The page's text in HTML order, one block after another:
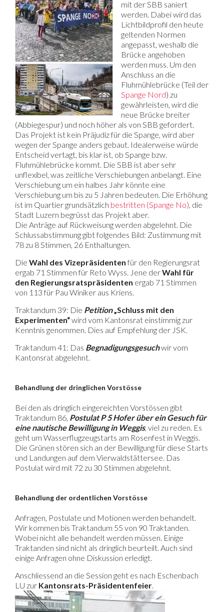
mit der SBB saniert
werden. Dabei wird das
Lichtbildprofil den heute
geltenden Normen
angepasst, weshalb die
Brücke angehoben
werden muss. Um den
Anschluss an die
Fluhmühlebrücke (Teil der
Spange Nord) zu
gewährleisten, wird die
neue Brücke breiter
(Abbiegespur) und noch höher als von SBB gefordert.
Das Projekt ist kein Präjudiz für die Spange, wird aber
wegen der Spange anders gebaut. Idealerweise würde
Entscheid vertagt, bis klar ist, ob Spange bzw.
Fluhmühlebrücke kommt. Die SBB ist aber sehr
unflexibel, was zeitliche Verschiebungen anbelangt. Eine
Verschiebung um ein halbes Jahr könnte eine
Verschiebung um bis zu 5 Jahren bedeuten. Die Erhöhung
ist im Quartier grundsätzlich bestritten (Spange No), die
Stadt Luzern begrüsst das Projekt aber.
Die Anträge auf Rückweisung werden abgelehnt. Die
Schlussabstimmung gibt folgendes Bild: Zustimmung mit
78 zu 8 Stimmen, 26 Enthaltungen.
Die Wahl des Vizepräsidentenfür den Regierungsrat
ergab 71 Stimmen für Reto Wyss. Jene derWahl für
den Regierungsratspräsidenten ergab 71 Stimmen
von 113 für Pau Winiker aus Kriens.
Traktandum 39: Die Petition„Schluss mit den
Experimenten“wird vom Kantonsrat einstimmig zur
Kenntnis genommen. Dies auf Empfehlung der JSK.
Traktandum 41: Das Begnadigungsgesuchwir vom
Kantonsrat abgelehnt.
Behandlung der dringlichen Vorstösse
Bei den als dringlich eingereichten Vorstössen gibt
Traktandum 86, Postulat P 5 Hofer über ein Gesuch für
eine nautische Bewilligung in Weggis, viel zu reden. Es
geht um Wasserflugzeugstarts am Rosenfest in Weggis.
Die Grünen stören sich an der Bewilligung für diese Starts
und Landungen auf dem Vierwaldstättersee. Das
Postulat wird mit 72 zu 30 Stimmen abgelehnt.
Behandlung der ordentlichen Vorstösse
Anfragen, Postulate und Motionen werden behandelt.
Wir kommen bis Traktandum 55 von 90 Traktanden.
Wobei nicht alle behandelt werden müssen. Einige
Traktanden sind nicht als dringlich beurteilt. Auch sind
einige Anfragen ohne Diskussion erledigt.
Anschliessend an die Session geht es nach Eschenbach
LU zur Kantonsrats-Präsidentenfeier.